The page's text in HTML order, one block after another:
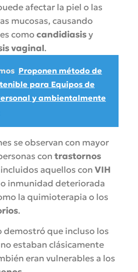
afectar la piel o las
mucosas, causando
comocandidiasisy
vaginal.
Proponen método de
para Equipos de
y ambientalmente
se observan con mayor
con trastornos
aquellos con VIH
inmunidad deteriorada
la quimioterapia o los
.
demostró que incluso los
estaban clásicamente
eran vulnerables a los